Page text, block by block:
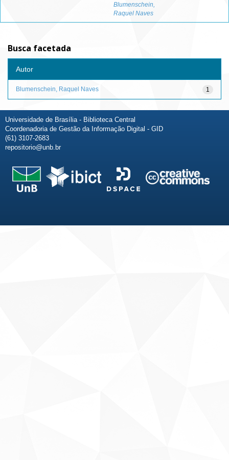
Blumenschein,
Raquel Naves
Busca facetada
Autor
1
Blumenschein, Raquel Naves
Universidade de Brasília - Biblioteca Central
Coordenadoria de Gestão da Informação Digital - GID
(61) 3107-2683
repositorio@unb.br